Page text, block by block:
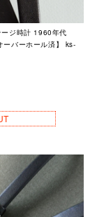
ジ時計 1960年代
ーバーホール済】 ks-